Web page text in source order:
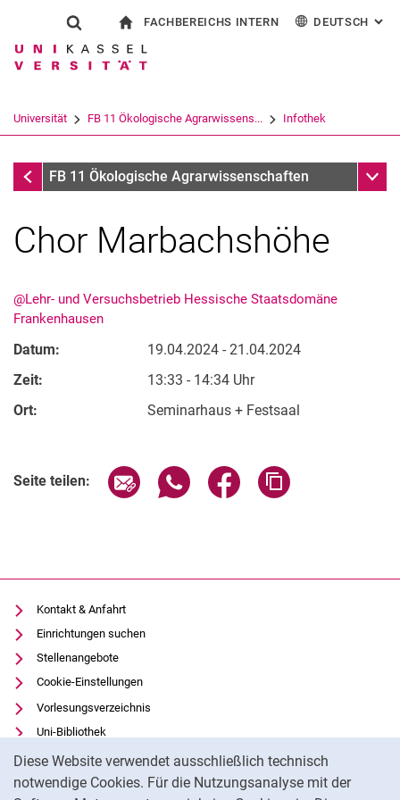
Springe direkt zu: Inhalt
Springe direkt zu: Suche
Springe direkt zu:
Diese Website verwendet ausschließlich technisch
notwendige Cookies. Für die Nutzungsanalyse mit der
Suchformular
Suchbegriff
Suchen (öffnet externen Link in einem
FACHBEREICHS INTERN DEUTSCH :
Universität FB 11 Ökologische Agrarwissens... Infothek
InfothekFB 11 Ökologische Agrarwissenschaften
Medienbeiträge
Jahresberichte
Absolvent:innen-Jahrgänge
Abgeschlossene Promotionen
Pressearchiv
Geschichte des Fachbereich Ökologische Agrarwissenschaften
Witzenhausen und der Kolonialismus
Chor Marbachshöhe
@Lehr- und Versuchsbetrieb Hessische Staatsdomäne
Frankenhausen
Datum:
19.04.2024 - 21.04.2024
Zeit:
13:33 - 14:34 Uhr
Ort:
Seminarhaus + Festsaal
Seite teilen: Seite über E-Mail teilen
Seite über WhatsApp teilen
Seite über Facebook
Kontakt & Anfahrt
Einrichtungen suchen
Stellenangebote
Cookie-Einstellungen
Vorlesungsverzeichnis
Uni-Bibliothek
Moodle
Panopto